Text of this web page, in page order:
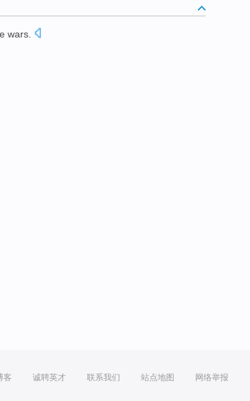
wars.
客 诚聘英才 联系我们 站点地图 网络举报